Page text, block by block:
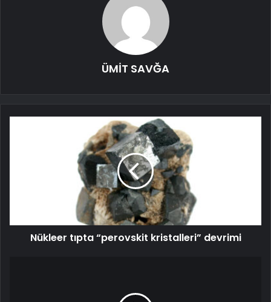
ÜMİT SAVĞA
Nükleer tıpta “perovskit kristalleri” devrimi